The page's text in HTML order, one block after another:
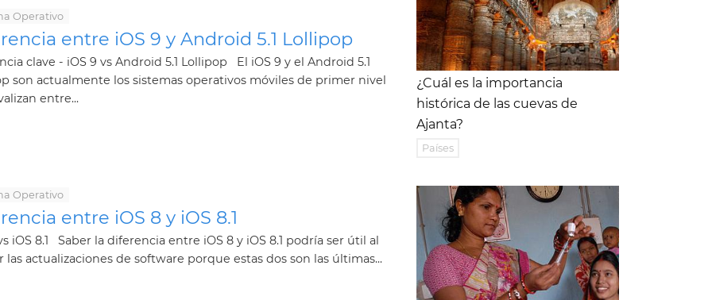
Operativo
entre iOS 9 y Android 5.1 Lollipop
clave - iOS 9 vs Android 5.1 Lollipop El iOS 9 y el Android 5.1
son actualmente los sistemas operativos móviles de primer nivel
entre...
Operativo
entre iOS 8 y iOS 8.1
iOS 8.1 Saber la diferencia entre iOS 8 y iOS 8.1 podría ser útil al
las actualizaciones de software porque estas dos son las últimas...
¿Cuál es la importancia
histórica de las cuevas de
Ajanta?
Países